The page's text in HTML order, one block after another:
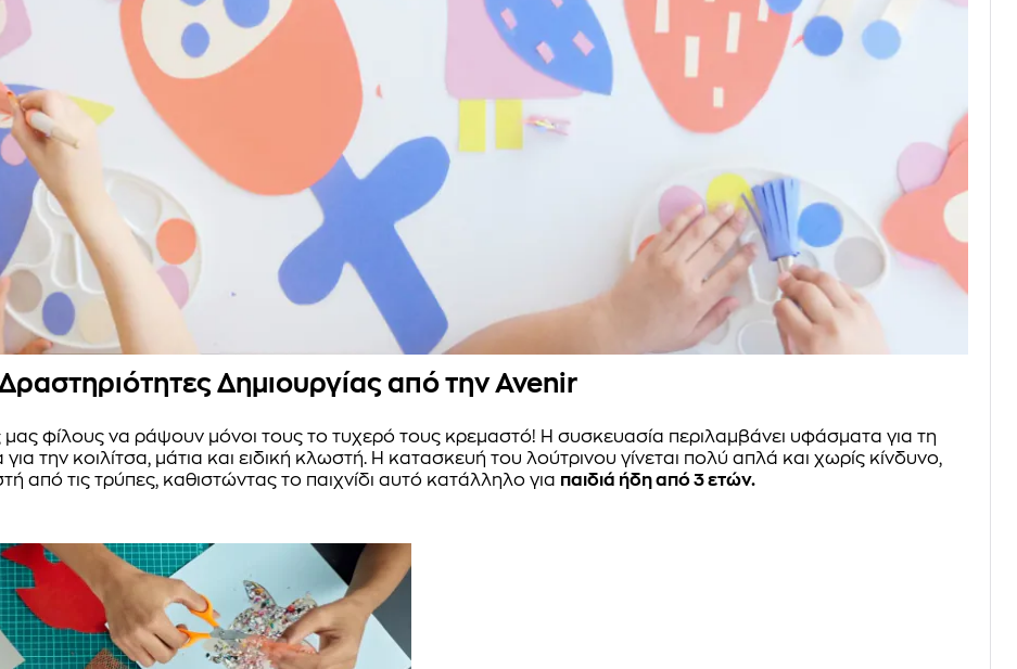
Δημιουργίας από την Avenir
μας φίλους να ράψουν μόνοι τους το τυχερό τους κρεμαστό! Η συσκευασία περιλαμβάνει υφάσματα για τη
την κοιλίτσα, μάτια και ειδική κλωστή. Η κατασκευή του λούτρινου γίνεται πολύ απλά και χωρίς κίνδυνο,
από τις τρύπες, καθιστώντας το παιχνίδι αυτό κατάλληλο για παιδιά ήδη από 3 ετών.